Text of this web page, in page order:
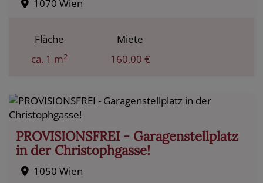
1070 Wien
Fläche
ca. 1 m2
Miete
160,00 €
PROVISIONSFREI - Garagenstellplatz
in der Christophgasse!
1050 Wien